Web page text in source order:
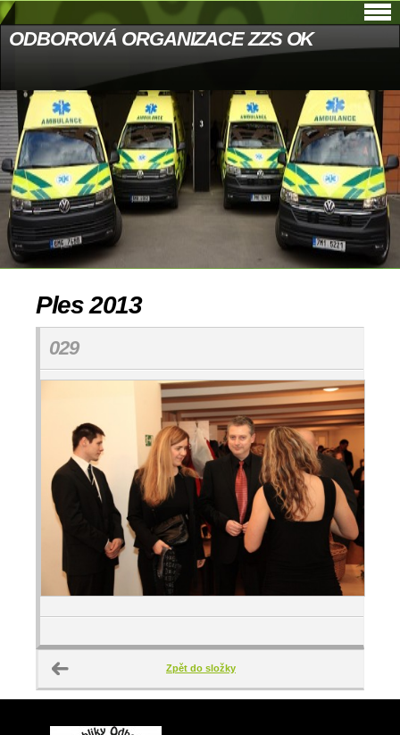
ODBOROVÁ ORGANIZACE ZZS OK
Ples 2013
029
Zpět do složky